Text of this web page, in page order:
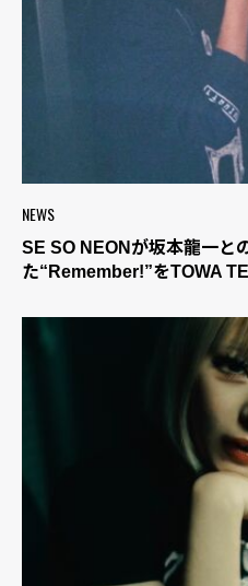
NEWS
SE SO NEONが坂本龍一と
た“Remember!”をTOWA